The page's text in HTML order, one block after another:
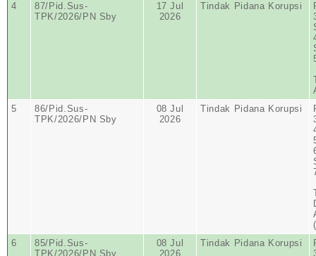
4
87/Pid.Sus-
TPK/2026/PN Sby
17 Jul
2026
Tindak Pidana Korupsi
5
86/Pid.Sus-
TPK/2026/PN Sby
08 Jul
2026
Tindak Pidana Korupsi
6
85/Pid.Sus-
TPK/2026/PN Sby
08 Jul
2026
Tindak Pidana Korupsi